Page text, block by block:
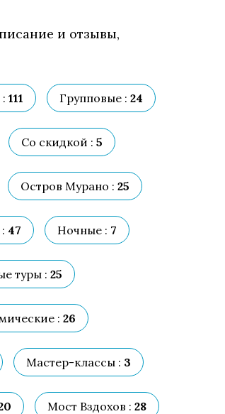
и отзывы,
111 Групповые : 24
Со скидкой : 5
Остров Мурано : 25
47 Ночные : 7
туры : 25
: 26
Мастер-классы : 3
Мост Вздохов : 28